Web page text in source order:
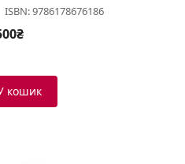
ISBN: 9786178676186
кошик